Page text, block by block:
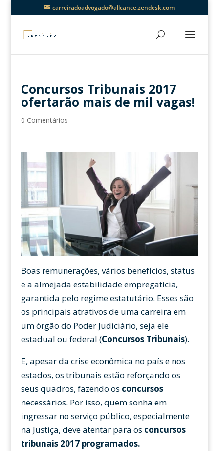
carreiradoadvogado@allcance.zendesk.com
Concursos Tribunais 2017
ofertarão mais de mil vagas!
0 Comentários
Boas remunerações, vários benefícios, status
e a almejada estabilidade empregatícia,
garantida pelo regime estatutário. Esses são
os principais atrativos de uma carreira em
um órgão do Poder Judiciário, seja ele
estadual ou federal (Concursos Tribunais).
E, apesar da crise econômica no país e nos
estados, os tribunais estão reforçando os
seus quadros, fazendo os concursos
necessários. Por isso, quem sonha em
ingressar no serviço público, especialmente
na Justiça, deve atentar para os concursos
tribunais 2017 programados.